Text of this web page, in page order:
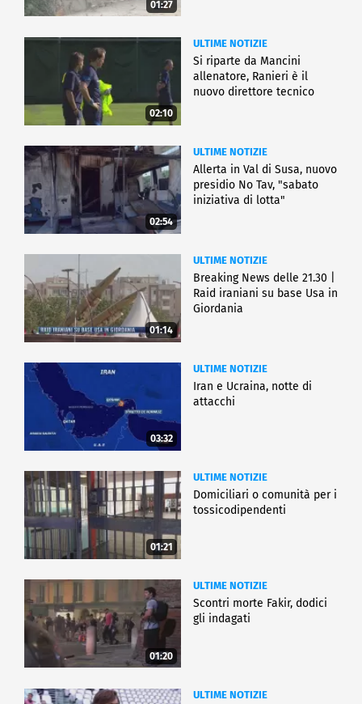
01:27
02:10
ULTIME NOTIZIE
Si riparte da Mancini
allenatore, Ranieri è il
nuovo direttore tecnico
02:54
ULTIME NOTIZIE
Allerta in Val di Susa, nuovo
presidio No Tav, "sabato
iniziativa di lotta"
01:14
ULTIME NOTIZIE
Breaking News delle 21.30 |
Raid iraniani su base Usa in
Giordania
03:32
ULTIME NOTIZIE
Iran e Ucraina, notte di
attacchi
01:21
ULTIME NOTIZIE
Domiciliari o comunità per i
tossicodipendenti
01:20
ULTIME NOTIZIE
Scontri morte Fakir, dodici
gli indagati
ULTIME NOTIZIE